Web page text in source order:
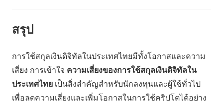
สรุป
การใช้สกุลเงินดิจิทัลในประเทศไทยมีทั้งโอกาสและความ
เสี่ยง การเข้าใจ ความเสี่ยงของการใช้สกุลเงินดิจิทัลใน
ประเทศไทย เป็นสิ่งสำคัญสำหรับนักลงทุนและผู้ใช้ทั่วไป
เพื่อลดความเสี่ยงและเพิ่มโอกาสในการใช้คริปโตได้อย่าง